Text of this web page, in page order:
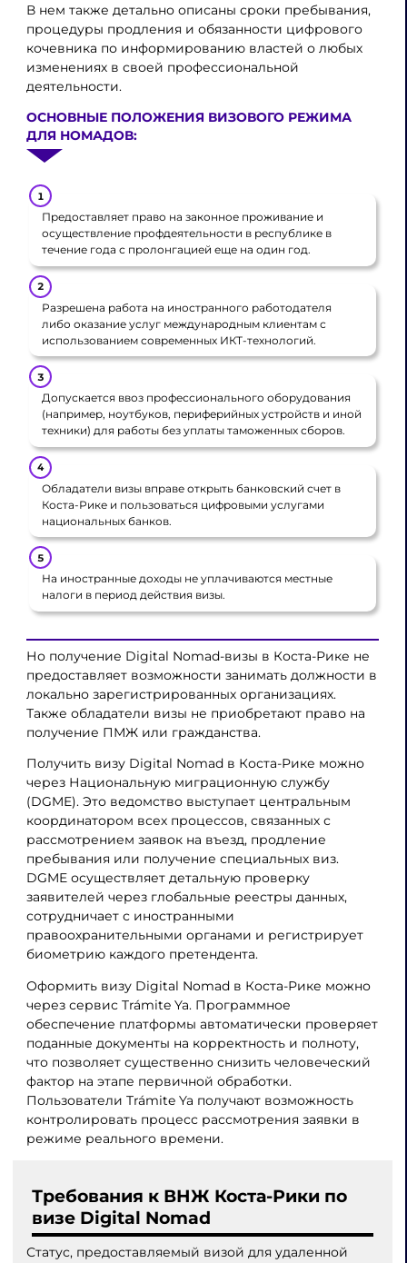
В нем также детально описаны сроки пребывания,
процедуры продления и обязанности цифрового
кочевника по информированию властей о любых
изменениях в своей профессиональной
деятельности.
ОСНОВНЫЕ ПОЛОЖЕНИЯ ВИЗОВОГО РЕЖИМА
ДЛЯ НОМАДОВ:
Предоставляет право на законное проживание и
осуществление профдеятельности в республике в
течение года с пролонгацией еще на один год.
Разрешена работа на иностранного работодателя
либо оказание услуг международным клиентам с
использованием современных ИКТ-технологий.
Допускается ввоз профессионального оборудования
(например, ноутбуков, периферийных устройств и иной
техники) для работы без уплаты таможенных сборов.
Обладатели визы вправе открыть банковский счет в
Коста-Рике и пользоваться цифровыми услугами
национальных банков.
На иностранные доходы не уплачиваются местные
налоги в период действия визы.
Но получение Digital Nomad-визы в Коста-Рике не
предоставляет возможности занимать должности в
локально зарегистрированных организациях.
Также обладатели визы не приобретают право на
получение ПМЖ или гражданства.
Получить визу Digital Nomad в Коста-Рике можно
через Национальную миграционную службу
(DGME). Это ведомство выступает центральным
координатором всех процессов, связанных с
рассмотрением заявок на въезд, продление
пребывания или получение специальных виз.
DGME осуществляет детальную проверку
заявителей через глобальные реестры данных,
сотрудничает с иностранными
правоохранительными органами и регистрирует
биометрию каждого претендента.
Оформить визу Digital Nomad в Коста-Рике можно
через сервис Trámite Ya. Программное
обеспечение платформы автоматически проверяет
поданные документы на корректность и полноту,
что позволяет существенно снизить человеческий
фактор на этапе первичной обработки.
Пользователи Trámite Ya получают возможность
контролировать процесс рассмотрения заявки в
режиме реального времени.
Требования к ВНЖ Коста-Рики по
визе Digital Nomad
Статус, предоставляемый визой для удаленной